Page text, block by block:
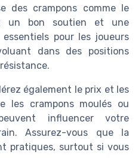
des crampons comme le
bon soutien et une
pour les joueurs
dans des positions
également le prix et les
les crampons moulés ou
influencer votre
Assurez-vous que la
pratiques, surtout si vous